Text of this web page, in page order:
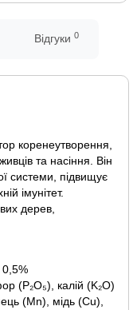
Відгуки 0
коренеутворення,
та насіння. Він
системи, підвищує
імунітет.
дерев,
0,5%
(P₂O₅), калій (K₂O)
(Mn), мідь (Cu),